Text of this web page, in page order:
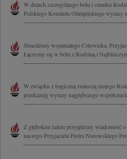
W dniach szczególnego bólu i smutku
Polskiego Komitetu Olimpijskiego wyrazy
Straciliśmy wspaniałego Człowieka,
Łączymy się w bólu z Rodziną i
W związku z tragiczną śmiercią mojego
przekazuję wyrazy najgłębszego
Z głębokim żalem przyjęliśmy wiadomość
naszego Przyjaciela Piotra Nurowskiego